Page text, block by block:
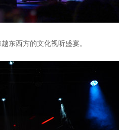
东西方的文化视听盛宴。